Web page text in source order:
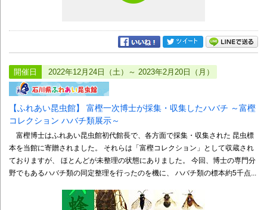
開催日 2022年12月24日（土）～ 2023年2月20日（月）
【ふれあい昆虫館】 富樫一次博士が採集・収集したハバチ ～富樫
コレクション ハバチ類展示～
富樫博士はふれあい昆虫館初代館長で、各方面で採集・収集された 昆虫標
本を当館に寄贈されました。 それらは「富樫コレクション」として収蔵され
ておりますが、 ほとんどが未整理の状態にありました。 今回、博士の専門分
野でもあるハバチ類の同定整理を行ったのを機に、 ハバチ類の標本約5千点...